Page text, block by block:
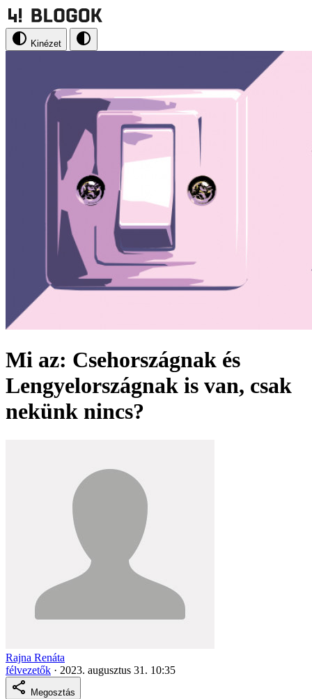
Kinézet
Mi az: Csehországnak és
Lengyelországnak is van, csak
nekünk nincs?
Rajna Renáta
félvezetők · 2023. augusztus 31. 10:35
Megosztás